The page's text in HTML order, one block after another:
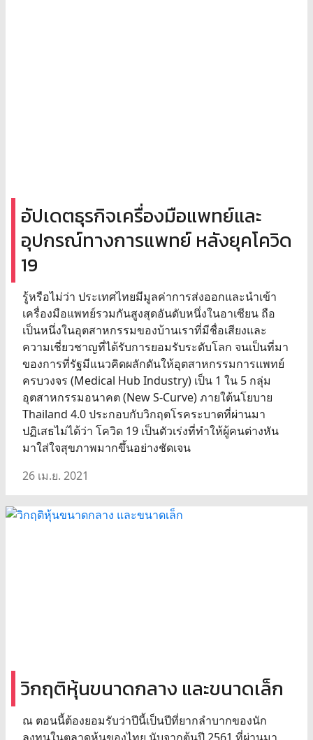
อัปเดตธุรกิจเครื่องมือแพทย์และ
อุปกรณ์ทางการแพทย์ หลังยุคโควิด
19
รู้หรือไม่ว่า ประเทศไทยมีมูลค่าการส่งออกและนำเข้า
เครื่องมือแพทย์รวมกันสูงสุดอันดับหนึ่งในอาเซียน ถือ
เป็นหนึ่งในอุตสาหกรรมของบ้านเราที่มีชื่อเสียงและ
ความเชี่ยวชาญที่ได้รับการยอมรับระดับโลก จนเป็นที่มา
ของการที่รัฐมีแนวคิดผลักดันให้อุตสาหกรรมการแพทย์
ครบวงจร (Medical Hub Industry) เป็น 1 ใน 5 กลุ่ม
อุตสาหกรรมอนาคต (New S-Curve) ภายใต้นโยบาย
Thailand 4.0 ประกอบกับวิกฤตโรคระบาดที่ผ่านมา
ปฏิเสธไม่ได้ว่า โควิด 19 เป็นตัวเร่งที่ทำให้ผู้คนต่างหัน
มาใส่ใจสุขภาพมากขึ้นอย่างชัดเจน
26 เม.ย. 2021
วิกฤติหุ้นขนาดกลาง และขนาดเล็ก
ณ ตอนนี้ต้องยอมรับว่าปีนี้เป็นปีที่ยากลำบากของนัก